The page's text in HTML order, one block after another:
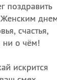
поздравить
счастья,
ни о чём!
искрится